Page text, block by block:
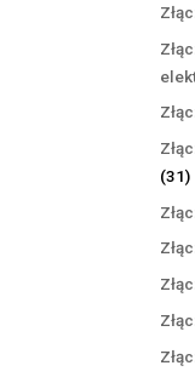
3131